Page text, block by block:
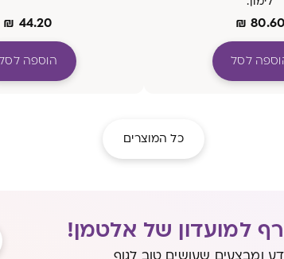
₪ 80.60
לסל
₪ 44.20
הוספה
כל המוצרים
למועדון של אלטמן!